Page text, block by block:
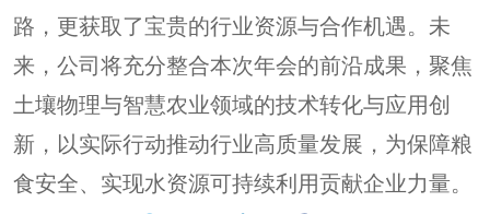
路，更获取了宝贵的行业资源与合作机遇。未
来，公司将充分整合本次年会的前沿成果，聚焦
土壤物理与智慧农业领域的技术转化与应用创
新，以实际行动推动行业高质量发展，为保障粮
食安全、实现水资源可持续利用贡献企业力量。